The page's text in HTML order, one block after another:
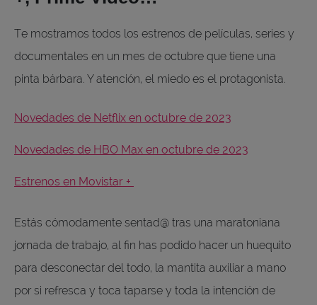
Te mostramos todos los estrenos de películas, series y
documentales en un mes de octubre que tiene una
pinta bárbara. Y atención, el miedo es el protagonista.
Novedades de Netflix en octubre de 2023
Novedades de HBO Max en octubre de 2023
Estrenos en Movistar +
Estás cómodamente sentad@ tras una maratoniana
jornada de trabajo, al fin has podido hacer un huequito
para desconectar del todo, la mantita auxiliar a mano
por si refresca y toca taparse y toda la intención de